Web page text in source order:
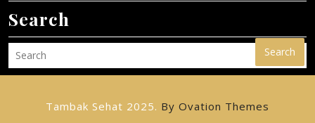
Search
Search
Tambak Sehat 2025. By Ovation Themes